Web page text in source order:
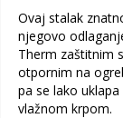
Ovaj stalak
njegovo
Therm zaštitnim
otpornim na
pa se lako
vlažnom krpom.